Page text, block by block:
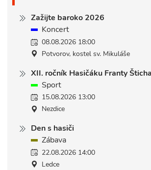
Zažijte baroko 2026
Koncert
08.08.2026 18:00
Potvorov, kostel sv. Mikuláše
XII. ročník Hasičáku Franty Šticha
Sport
15.08.2026 13:00
Nezdice
Den s hasiči
Zábava
22.08.2026 14:00
Ledce